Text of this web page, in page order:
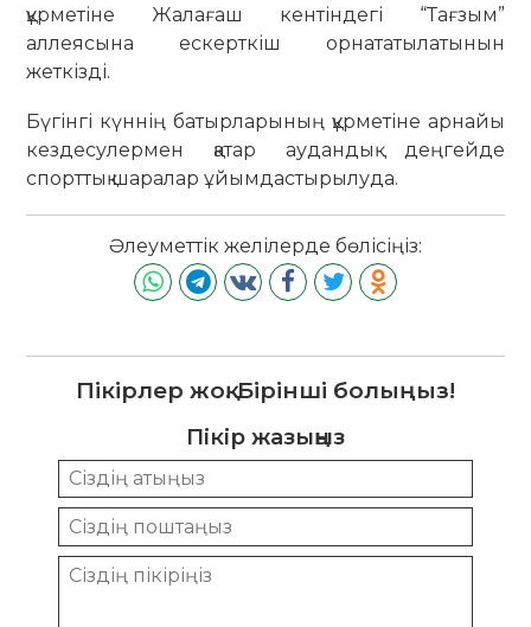
құрметіне Жалағаш кентіндегі “Тағзым”
аллеясына ескерткіш орнататылатынын
жеткізді.
Бүгінгі күннің батырларының құрметіне арнайы
кездесулермен қатар аудандық деңгейде
спорттық шаралар ұйымдастырылуда.
Әлеуметтік желілерде бөлісіңіз:
Пікірлер жоқ. Бірінші болыңыз!
Пікір жазыңыз